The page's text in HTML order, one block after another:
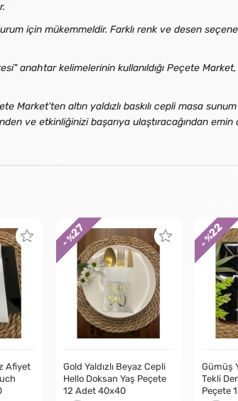
için mükemmeldir. Farklı renk ve desen
anahtar kelimelerinin kullanıldığı Peçete
Market'ten altın yaldızlı baskılı cepli masa
ve etkinliğinizi başarıya ulaştıracağından emin
Afiyet
Gold Yaldızlı Beyaz Cepli
Hello Doksan Yaş Peçete
12 Adet 40x40
- %
27
Gümüş
Tekli
Peçete
- %
22